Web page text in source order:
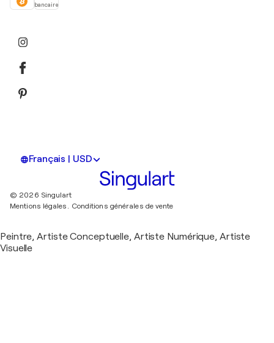
bancaire
Français | USD
© 2026 Singulart
Mentions légales. Conditions générales de vente
Peintre, Artiste Conceptuelle, Artiste Numérique, Artiste
Visuelle